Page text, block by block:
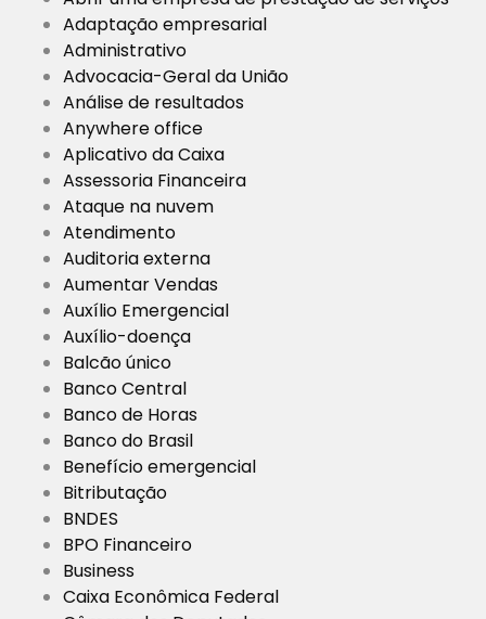
Adaptação empresarial
Administrativo
Advocacia-Geral da União
Análise de resultados
Anywhere office
Aplicativo da Caixa
Assessoria Financeira
Ataque na nuvem
Atendimento
Auditoria externa
Aumentar Vendas
Auxílio Emergencial
Auxílio-doença
Balcão único
Banco Central
Banco de Horas
Banco do Brasil
Benefício emergencial
Bitributação
BNDES
BPO Financeiro
Business
Caixa Econômica Federal